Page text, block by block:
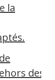
la
des